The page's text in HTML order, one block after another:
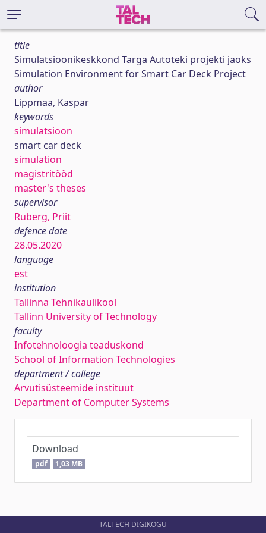
title
Simulatsioonikeskkond Targa Autoteki projekti jaoks
Simulation Environment for Smart Car Deck Project
author
Lippmaa, Kaspar
keywords
simulatsioon
smart car deck
simulation
magistritööd
master's theses
supervisor
Ruberg, Priit
defence date
28.05.2020
language
est
institution
Tallinna Tehnikaülikool
Tallinn University of Technology
faculty
Infotehnoloogia teaduskond
School of Information Technologies
department / college
Arvutisüsteemide instituut
Department of Computer Systems
Download
pdf 1,03 MB
TALTECH DIGIKOGU